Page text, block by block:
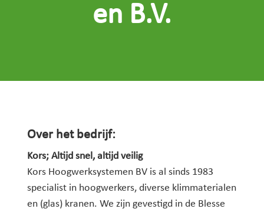
en B.V.
Over het bedrijf:
Kors; Altijd snel, altijd veilig
Kors Hoogwerksystemen BV is al sinds 1983
specialist in hoogwerkers, diverse klimmaterialen
en (glas) kranen. We zijn gevestigd in de Blesse